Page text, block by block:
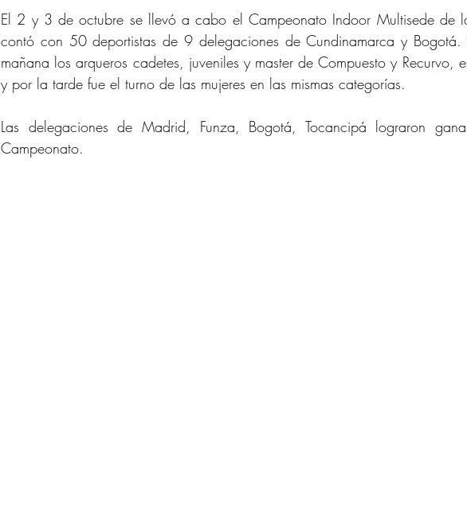
El 2 y 3 de octubre se llevó a cabo el Campeonato Indoor Multisede de
contó con 50 deportistas de 9 delegaciones de Cundinamarca y
mañana los arqueros cadetes, juveniles y master de Compuesto y Recurvo,
y por la tarde fue el turno de las mujeres en las mismas categorías.
Las delegaciones de Madrid, Funza, Bogotá, Tocancipá lograron
Campeonato.